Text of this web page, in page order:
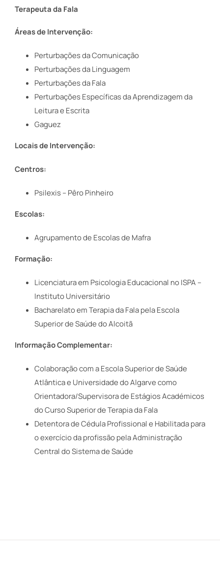
Terapeuta da Fala
Áreas de Intervenção:
Perturbações da Comunicação
Perturbações da Linguagem
Perturbações da Fala
Perturbações Específicas da Aprendizagem da
Leitura e Escrita
Gaguez
Locais de Intervenção:
Centros:
Psilexis –Pêro Pinheiro
Escolas:
Agrupamento de Escolas de Mafra
Formação:
Licenciatura em Psicologia Educacional no ISPA –
Instituto Universitário
Bacharelato em Terapia da Fala pela Escola
Superior de Saúde do Alcoitã
Informação Complementar:
Colaboração com a Escola Superior de Saúde
Atlântica e Universidade do Algarve como
Orientadora/Supervisora de Estágios Académicos
do Curso Superior de Terapia da Fala
Detentora de Cédula Profissional e Habilitada para
o exercício da profissão pela Administração
Central do Sistema de Saúde